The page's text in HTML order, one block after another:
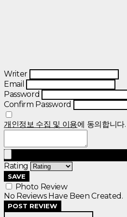
Writer
Email
Password
Confirm Password
개인정보 수집 및 이용에 동의합니다.
Rating
SAVE
Photo Review
No Reviews Have Been Created.
POST REVIEW